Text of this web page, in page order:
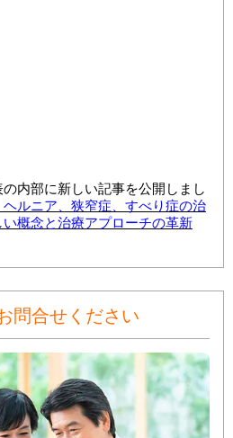
内部に新しい記事を公開しまし
ヘルニア、狭窄症、すべり症の治
概念と治療アプローチの革新
問合せください